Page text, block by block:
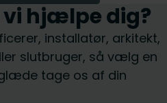
hjælpe dig?
installatør, arkitekt,
slutbruger, så vælg en
tage os af din